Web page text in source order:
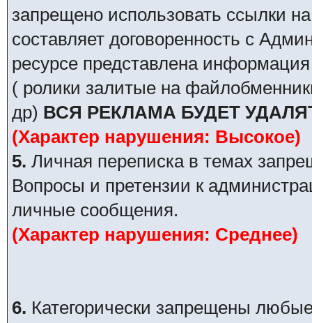
запрещено использовать ссылки
составляет договоренность с
ресурсе представлена
( ролики залитые на
др) ВСЯ РЕКЛАМА БУДЕТ
(Характер нарушения: Высокое)
5. Личная переписка в темах
Вопросы и претензии к
личные сообщения.
(Характер нарушения: Среднее)
6. Категорически запрещены